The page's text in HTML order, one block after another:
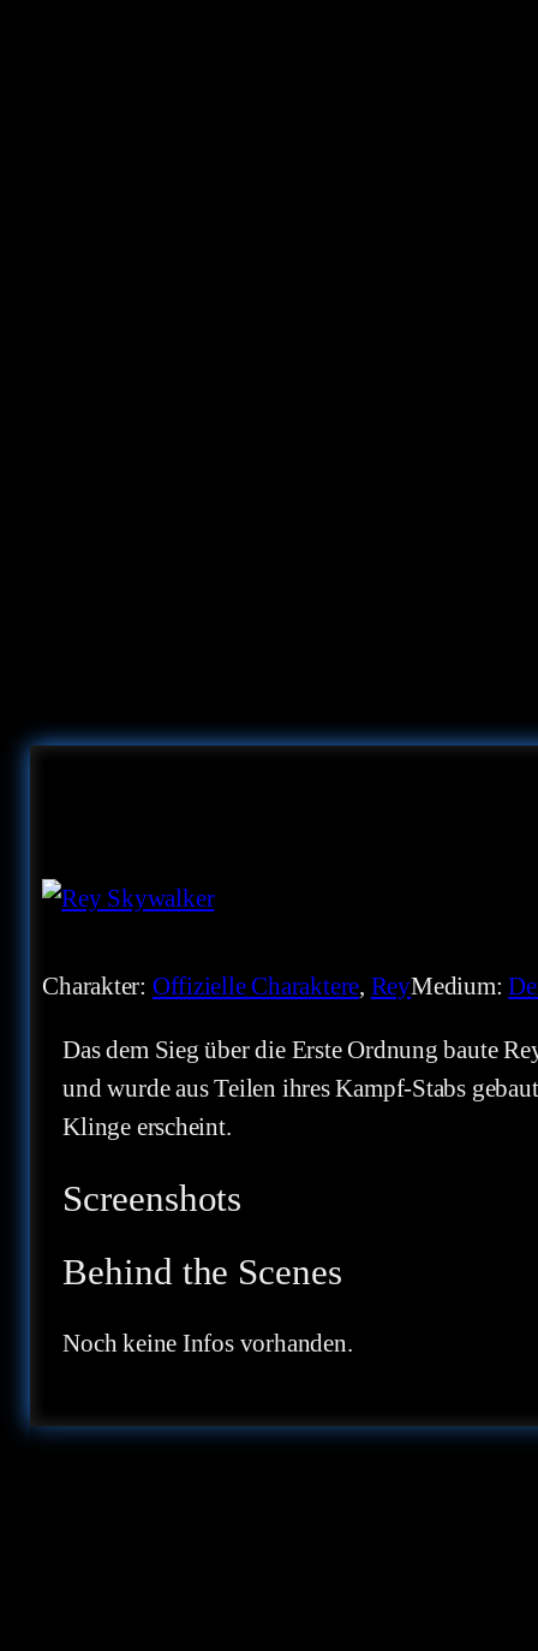
Charakter: Offizielle Charaktere, ReyMedium:
Das dem Sieg über die Erste Ordnung baute
und wurde aus Teilen ihres Kampf-Stabs
Klinge erscheint.
Screenshots
Behind the Scenes
Noch keine Infos vorhanden.